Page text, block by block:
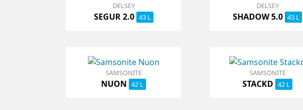
DELSEY
SEGUR 2.0 43 L
DELSEY
SHADOW 5.0 43 L
SAMSONITE
NUON 42 L
SAMSONITE
STACKD 42 L